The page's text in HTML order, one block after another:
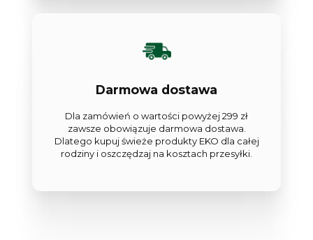
Darmowa dostawa
Dla zamówień o wartości powyżej 299 zł
zawsze obowiązuje darmowa dostawa.
Dlatego kupuj świeże produkty EKO dla całej
rodziny i oszczędzaj na kosztach przesyłki.